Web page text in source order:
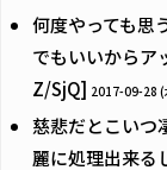
何度やっても思
でもいいからア
Z/SjQ] 2017-09-28
慈悲だとこいつ
麗に処理出来る